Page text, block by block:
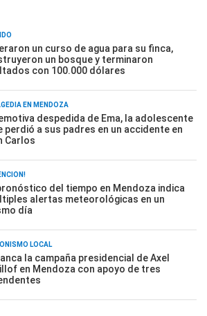
un curso de agua para su finca,
un bosque y terminaron
con 100.000 dólares
EN MENDOZA
despedida de Ema, la adolescente
perdió a sus padres en un accidente en
Carlos
del tiempo en Mendoza indica
alertas meteorológicas en un
día
LOCAL
la campaña presidencial de Axel
en Mendoza con apoyo de tres